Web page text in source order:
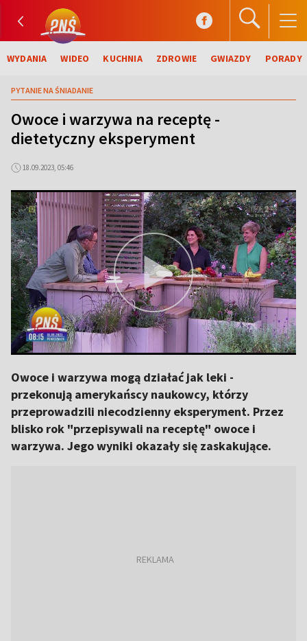
WYDANIA WIDEO KUCHNIA ZDROWIE GWIAZDY PORADY
PYTANIE NA ŚNIADANIE
Owoce i warzywa na receptę -
dietetyczny eksperyment
18.09.2023, 05:46
Owoce i warzywa mogą działać jak leki -
przekonują amerykańscy naukowcy, którzy
przeprowadzili niecodzienny eksperyment. Przez
blisko rok "przepisywali na receptę" owoce i
warzywa. Jego wyniki okazały się zaskakujące.